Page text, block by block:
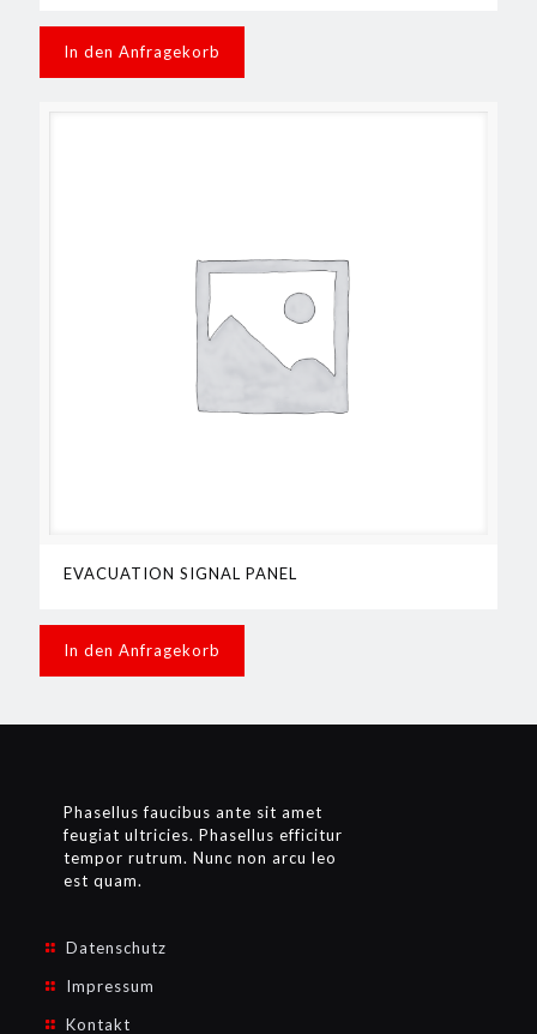
In den Anfragekorb
EVACUATION SIGNAL PANEL
In den Anfragekorb
Phasellus faucibus ante sit amet
feugiat ultricies. Phasellus efficitur
tempor rutrum. Nunc non arcu leo
est quam.
Datenschutz
Impressum
Kontakt